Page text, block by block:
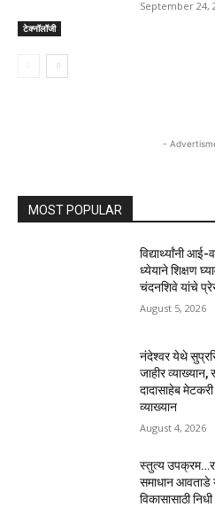
टेक्नॉलॉजी
September 24,
-
MOST POPULAR
विद्यार्थ्यांनी
ध्येयाने शिक्षण
चंदनशिवे यांचे
August 5, 2026
नंदेश्वर येथे
जाहीर
दादासाहेब मेटकरी
व्याख्यान
August 4, 2026
स्तुत्य
समाधान आवताडे
विकासासाठी